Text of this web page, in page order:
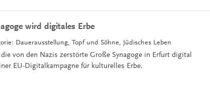
wird digitales Erbe
Dauerausstellung, Topf und Söhne, Jüdisches Leben
von den Nazis zerstörte Große Synagoge in Erfurt digital
EU-Digitalkampagne für kulturelles Erbe.